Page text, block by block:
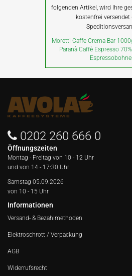
folgenden Artikel, wird Ihre
kostenfrei versendet
Moretti Caffe Crema Bar
Paranà Caffè Espresso
0202 260 666 0
Öffnungszeiten
Montag - Freitag von 10 - 12 Uhr
und von 14 - 17:30 Uhr
Samstag 05.09.2026
von 10 - 15 Uhr
Informationen
Versand- & Bezahlmethoden
Elektroschrott / Verpackung
AGB
Widerrufsrecht